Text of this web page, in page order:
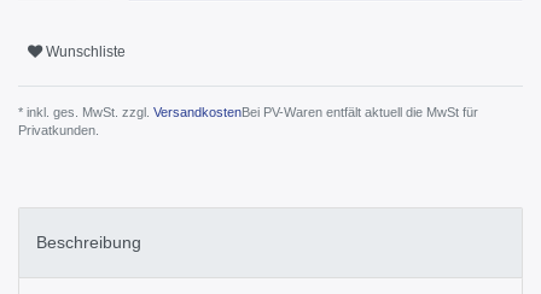
Wunschliste
* inkl. ges. MwSt. zzgl. VersandkostenBei PV-Waren entfält aktuell die MwSt für
Privatkunden.
Beschreibung